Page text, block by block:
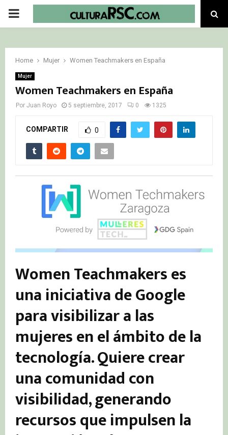
PRIMARY
Home Mujer Women Teachmakers en España
Mujer
Women Teachmakers en España
Por Juan Royo 5 septiembre, 2017 0 1325
COMPARTIR 0
Women Teachmakers es
una iniciativa de Google
paravisibilizar a las
mujeresen el ámbito de la
tecnología. Quiere crear
una comunidad con
visibilidad, generando
recursos que impulsen la